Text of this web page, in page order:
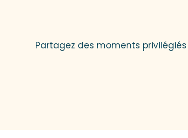
Partagez des moments